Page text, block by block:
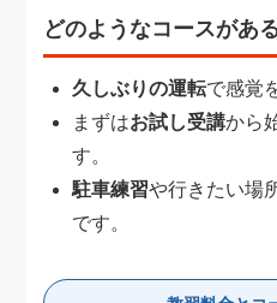
どのようなコースがあ
久しぶりの運転で感覚
まずはお試し受講から
す。
駐車練習や行きたい場
です。